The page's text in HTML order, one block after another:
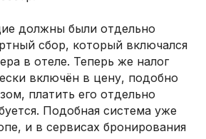
должны были отдельно
сбор, который включался
в отеле. Теперь же налог
включён в цену, подобно
платить его отдельно
Подобная система уже
и в сервисах бронирования